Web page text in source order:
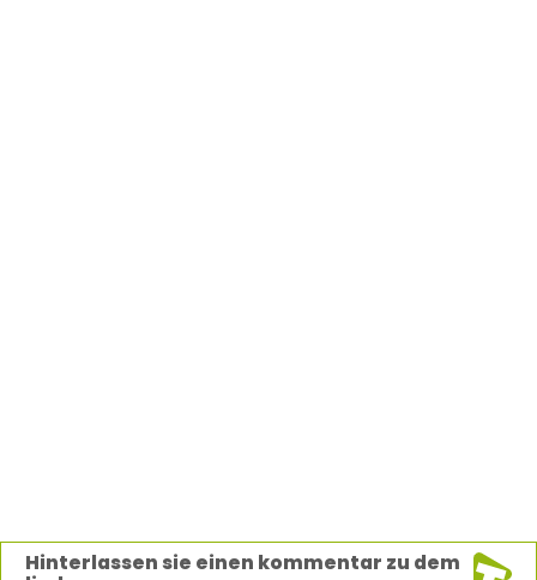
Hinterlassen sie einen kommentar zu dem